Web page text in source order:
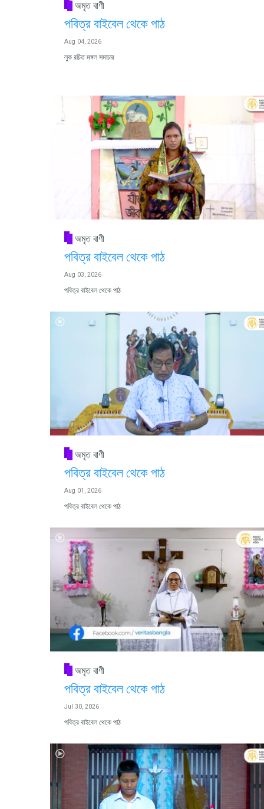
অমৃত বাণী
পবিত্র বাইবেল থেকে পাঠ
Aug 04, 2026
লুক রচিত মঙ্গল সমাচার
অমৃত বাণী
পবিত্র বাইবেল থেকে পাঠ
Aug 03, 2026
পবিত্র বাইবেল থেকে পাঠ
অমৃত বাণী
পবিত্র বাইবেল থেকে পাঠ
Aug 01, 2026
পবিত্র বাইবেল থেকে পাঠ
অমৃত বাণী
পবিত্র বাইবেল থেকে পাঠ
Jul 30, 2026
পবিত্র বাইবেল থেকে পাঠ